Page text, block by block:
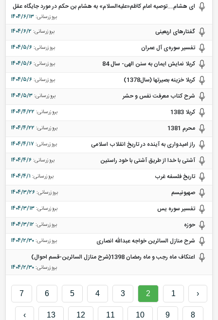
ای هشام....توصیه امام کاظم«علیه‌السلام» به هشام بن حکم در مورد جایگاه عقل
بروزرسانی:۱۴۰۴/۶/۱۳
گفتارهای اربعینی بروزرسانی: ۱۴۰۴/۶/۲
تفسیر سوره‌ی آل عمران بروزرسانی:۱۴۰۴/۵/۶
کربلا نمایش ایمان به سنن الهی- سال 84 بروزرسانی:۱۴۰۴/۵/۶
کربلا خزینه بصیرتها (سال1378) بروزرسانی:۱۴۰۴/۵/۶
شرح کتاب معرفت نفس و حشر بروزرسانی:۱۴۰۴/۵/۳
کربلا 1383 بروزرسانی: ۱۴۰۴/۴/۲۲
محرم 1381 بروزرسانی: ۱۴۰۴/۴/۲۲
راز امیدواری به آینده در تاریخ انقلاب اسلامی بروزرسانی: ۱۴۰۴/۴/۱۷
آشتی با خدا از طریق آشتی با خود راستین بروزرسانی:۱۴۰۴/۴/۶
تاریخ فلسفه غرب بروزرسانی: ۱۴۰۴/۴/۱
صهیونیسم بروزرسانی:۱۴۰۴/۳/۲۶
تفسیر سوره یس بروزرسانی:۱۴۰۴/۳/۱۳
حوزه بروزرسانی: ۱۴۰۴/۳/۱۲
شرح منازل السائرین خواجه عبدالله انصاری بروزرسانی:۱۴۰۴/۲/۳۰
اعتکاف ماه رجب و ماه رمضان 1398(شرح منازل السائرین-قسم احوال)
بروزرسانی:۱۴۰۴/۲/۳۰
‹
1
2
3
4
5
6
7
8
9
10
11
12
13
›